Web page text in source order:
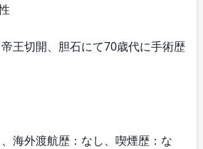
王切開、胆石にて70歳代に手術歴
海外渡航歴：なし、喫煙歴：な